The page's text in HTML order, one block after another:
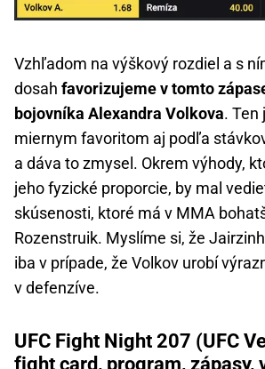
Vzhľadom na výškový rozdiel a s
dosah favorizujeme v tomto
bojovníka Alexandra Volkova. Ten
miernym favoritom aj podľa
a dáva to zmysel. Okrem výhody,
jeho fyzické proporcie, by mal
skúsenosti, ktoré má v MMA
Rozenstruik. Myslíme si, že
iba v prípade, že Volkov urobí
v defenzíve.
UFC Fight Night 207 (UFC
fight card, program, zápasy,